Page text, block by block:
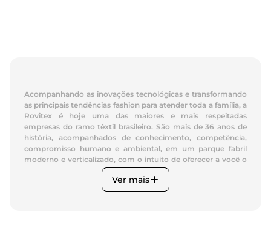
Acompanhando as inovações tecnológicas e transformando
as principais tendências fashion para atender toda a família, a
Rovitex é hoje uma das maiores e mais respeitadas
empresas do ramo têxtil brasileiro. São mais de 36 anos de
história, acompanhados de conhecimento, competência,
compromisso humano e ambiental, em um parque fabril
moderno e verticalizado, com o intuito de oferecer a você o
melhor produto e serviço.
Ver mais